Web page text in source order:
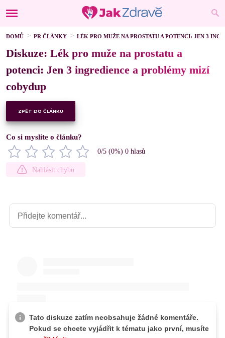
DOMŮ PR ČLÁNKY LÉK PRO MUŽE NA PROSTATU A POTENCI: JEN 3
Diskuze: Lék pro muže na prostatu a
potenci: Jen 3 ingredience a problémy mizí
cobydup
ZPĚT DO ČLÁNKU
Co si myslíte o článku?
0/5 (0%) 0 hlasů
Nahlásit chybu